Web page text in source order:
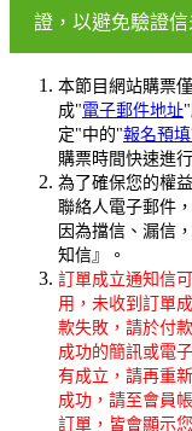
證，以避免驗證信
本節目網站購票
成"電子郵件地址
定"中的"報名預
購票時間快速進
為了確保您的權
聯絡人電子郵件
因為擋信、漏信
知信』。
訂單成立通知信
用，未收到訂單
款失敗，請於付
成功的簡訊或電
有成立，請再重
成功，請至會員
訂單，皆會顯示